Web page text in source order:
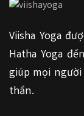
Viisha Yoga
Hatha Yoga
giúp mọi
thần.